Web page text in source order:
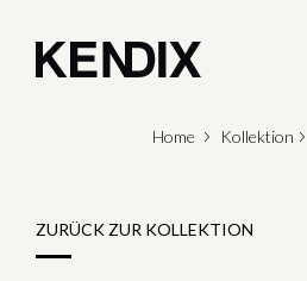
Home Kollektion
ZURÜCK ZUR KOLLEKTION